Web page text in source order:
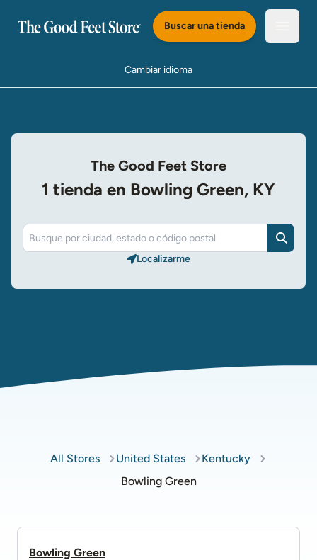
Buscar una tienda
Cambiar idioma
The Good Feet Store
1 tienda en Bowling Green, KY
Buscar
Localizarme​​​​​​​
All Stores United States
Kentucky
Bowling Green
Bowling Green